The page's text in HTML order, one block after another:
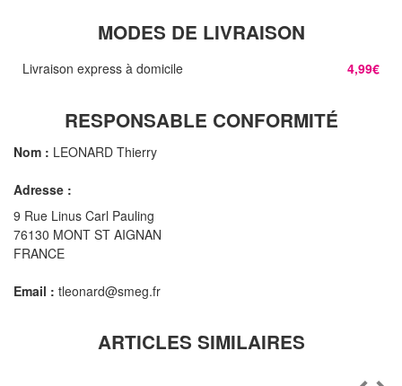
MODES DE LIVRAISON
Livraison express à domicile 4,99€
RESPONSABLE CONFORMITÉ
Nom : LEONARD Thierry
Adresse :
9 Rue Linus Carl Pauling
76130 MONT ST AIGNAN
FRANCE
Email : tleonard@smeg.fr
ARTICLES SIMILAIRES